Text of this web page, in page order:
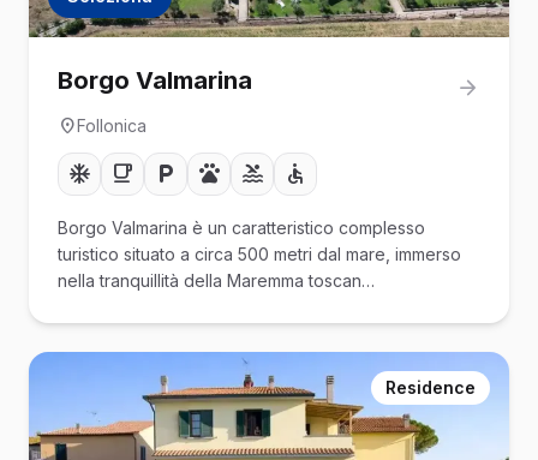
Borgo Valmarina
Follonica
Borgo Valmarina è un caratteristico complesso
turistico situato a circa 500 metri dal mare, immerso
nella tranquillità della Maremma toscan…
Residence